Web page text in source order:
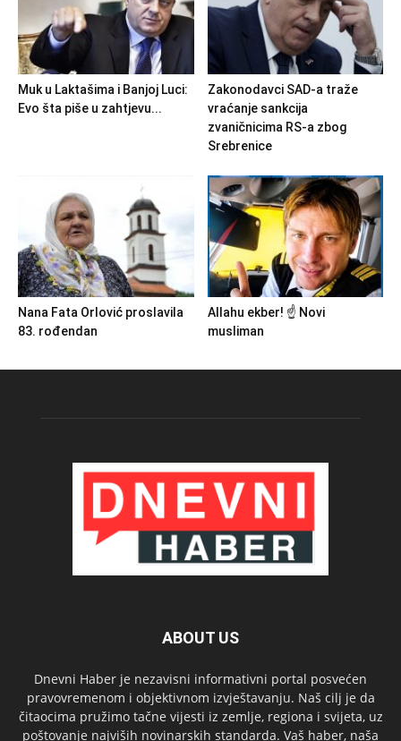
Muk u Laktašima i Banjoj Luci:
Evo šta piše u zahtjevu...
Zakonodavci SAD-a traže
vraćanje sankcija
zvaničnicima RS-a zbog
Srebrenice
Nana Fata Orlović proslavila
83. rođendan
Allahu ekber! ☝️ Novi
musliman
ABOUT US
Dnevni Haber je nezavisni informativni portal posvećen
pravovremenom i objektivnom izvještavanju. Naš cilj je da
čitaocima pružimo tačne vijesti iz zemlje, regiona i svijeta, uz
poštovanje najviših novinarskih standarda. Vaš haber, naša